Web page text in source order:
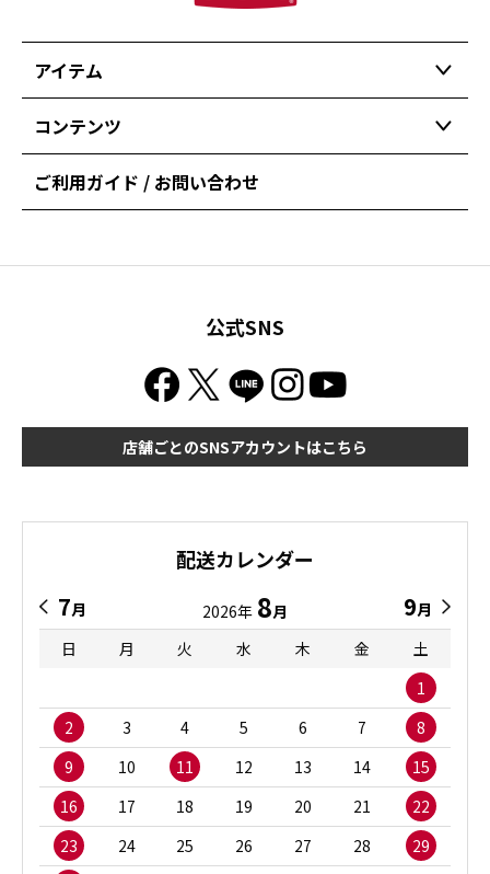
アイテム
コンテンツ
ご利用ガイド / お問い合わせ
公式SNS
店舗ごとのSNSアカウントはこちら
配送カレンダー
7月 2026年 8月 9月
日
月 火 水 木 金
土
1
2
3 4 5 6 7
8
9
10 11 12 13 14
15
16
17 18 19 20 21
22
23
24 25 26 27 28 29